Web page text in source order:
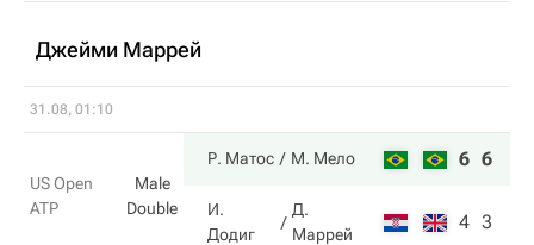
Джейми Маррей
31.08, 01:10
US Open
ATP
Male
Double
Р. Матос М. Мело 6 6
И.
Додиг
Д.
Маррей
4 3